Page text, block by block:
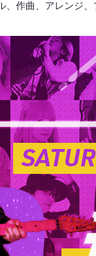
、作曲、アレン